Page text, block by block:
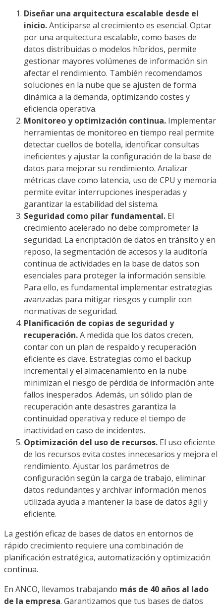
Diseñar una arquitectura escalable desde el
inicio.Anticiparse al crecimiento es esencial. Optar
por una arquitectura escalable, como bases de
datos distribuidas o modelos híbridos, permite
gestionar mayores volúmenes de información sin
afectar el rendimiento. También recomendamos
soluciones en la nube que se ajusten de forma
dinámica a la demanda, optimizando costes y
eficiencia operativa.
Monitoreo y optimización continua. Implementar
herramientas de monitoreo en tiempo real permite
detectar cuellos de botella, identificar consultas
ineficientes y ajustar la configuración de la base de
datos para mejorar su rendimiento. Analizar
métricas clave como latencia, uso de CPU y memoria
permite evitar interrupciones inesperadas y
garantizar la estabilidad del sistema.
Seguridad como pilar fundamental. El
crecimiento acelerado no debe comprometer la
seguridad. La encriptación de datos en tránsito y en
reposo, la segmentación de accesos y la auditoría
continua de actividades en la base de datos son
esenciales para proteger la información sensible.
Para ello, es fundamental implementar estrategias
avanzadas para mitigar riesgos y cumplir con
normativas de seguridad.
Planificación de copias de seguridad y
recuperación.A medida que los datos crecen,
contar con un plan de respaldo y recuperación
eficiente es clave. Estrategias como el backup
incremental y el almacenamiento en la nube
minimizan el riesgo de pérdida de información ante
fallos inesperados. Además, un sólido plan de
recuperación ante desastres garantiza la
continuidad operativa y reduce el tiempo de
inactividad en caso de incidentes.
Optimización del uso de recursos. El uso eficiente
de los recursos evita costes innecesarios y mejora el
rendimiento. Ajustar los parámetros de
configuración según la carga de trabajo, eliminar
datos redundantes y archivar información menos
utilizada ayuda a mantener la base de datos ágil y
eficiente.
La gestión eficaz de bases de datos en entornos de
rápido crecimiento requiere una combinación de
planificación estratégica, automatización y optimización
continua.
En ANCO, llevamos trabajando más de 40 años al lado
de la empresa. Garantizamos que tus bases de datos